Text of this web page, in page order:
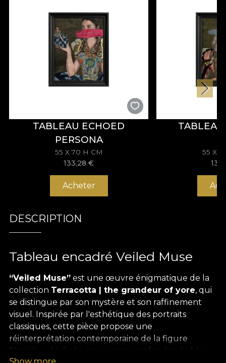
TABLEAU ECHOED
PERSONA
55 X 70 H CM
133,28€
Acheter
55 X
DESCRIPTION
Tableau encadré Veiled Muse
“Veiled Muse” est une œuvre énigmatique de la
collection Terracotta | the grandeur of yore, qui
se distingue par son mystère et son raffinement
visuel. Inspirée par l'esthétique des portraits
classiques, cette pièce propose une
réinterprétation contemporaine de la figure
féminine, déclinée en nuances profondes de bleu